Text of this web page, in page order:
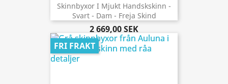
Skinnbyxor I Mjukt Handskskinn -
Svart - Dam - Freja Skind
2 669,00 SEK
FRI FRAKT